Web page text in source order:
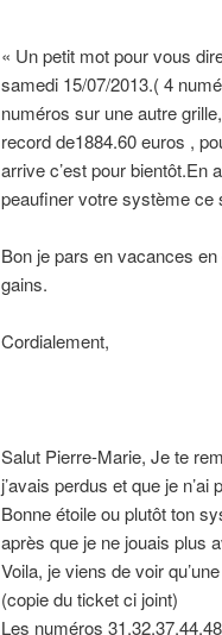
« Un petit mot pour vous
samedi 15/07/2013.( 4
numéros sur une autre
record de1884.60 euros ,
arrive c’est pour bientôt.En
peaufiner votre système ce
Bon je pars en vacances
gains.
Cordialement,
Salut Pierre-Marie, Je te
j’avais perdus et que je
Bonne étoile ou plutôt ton
après que je ne jouais plus
Voila, je viens de voir
(copie du ticket ci joint)
Les numéros